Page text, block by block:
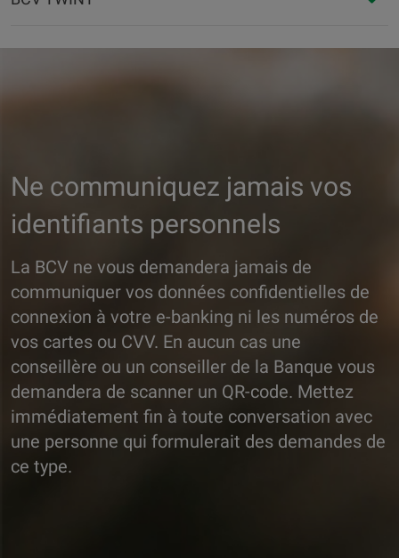
Ne communiquez jamais vos
identifiants personnels
La BCV ne vous demandera jamais de
communiquer vos données confidentielles de
connexion à votre e-banking ni les numéros de
vos cartes ou CVV. En aucun cas une
conseillère ou un conseiller de la Banque vous
demandera de scanner un QR-code. Mettez
immédiatement fin à toute conversation avec
une personne qui formulerait des demandes de
ce type.